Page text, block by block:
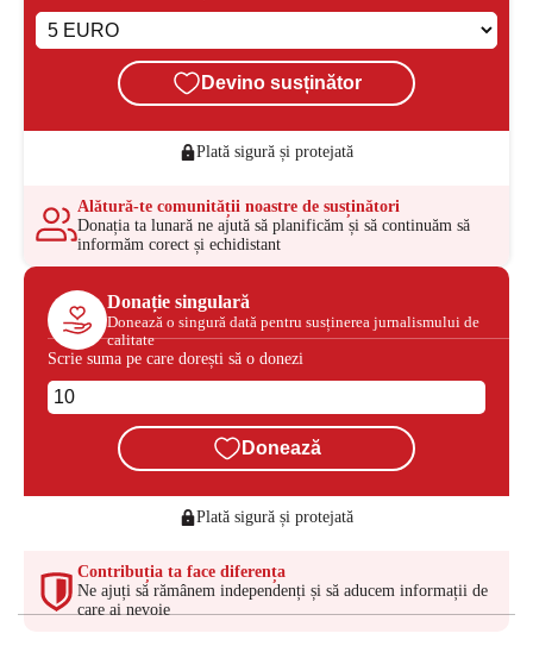
Devino susținător
Plată sigură și protejată
Alătură-te comunității noastre de susținători
Donația ta lunară ne ajută să planificăm și să continuăm să
informăm corect și echidistant
Donație singulară
Donează o singură dată pentru susținerea jurnalismului de
calitate
Scrie suma pe care dorești să o donezi
Donează
Plată sigură și protejată
Contribuția ta face diferența
Ne ajuți să rămânem independenți și să aducem informații de
care ai nevoie